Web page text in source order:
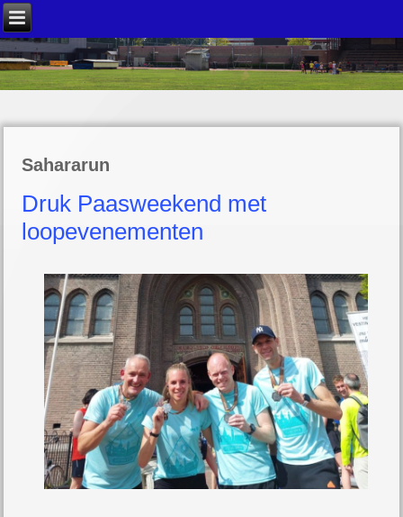
Sahararun
Druk Paasweekend met
loopevenementen